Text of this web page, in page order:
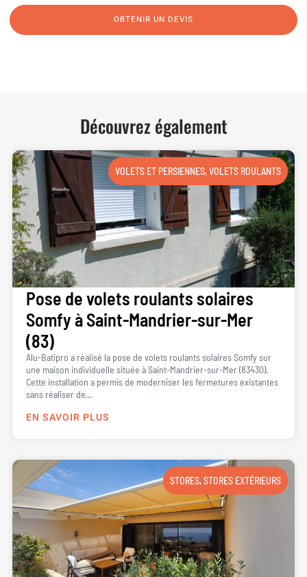
OBTENIR UN DEVIS
Découvrez également
VOLETS ET PERSIENNES,VOLETS ROULANTS
Pose de volets roulants solaires
Somfy à Saint-Mandrier-sur-Mer
(83)
Alu-Batipro a réalisé la pose de volets roulants solaires Somfy sur
une maison individuelle située à Saint-Mandrier-sur-Mer (83430).
Cette installation a permis de moderniser les fermetures existantes
sans réaliser de...
EN SAVOIR PLUS
STORES,STORES EXTÉRIEURS